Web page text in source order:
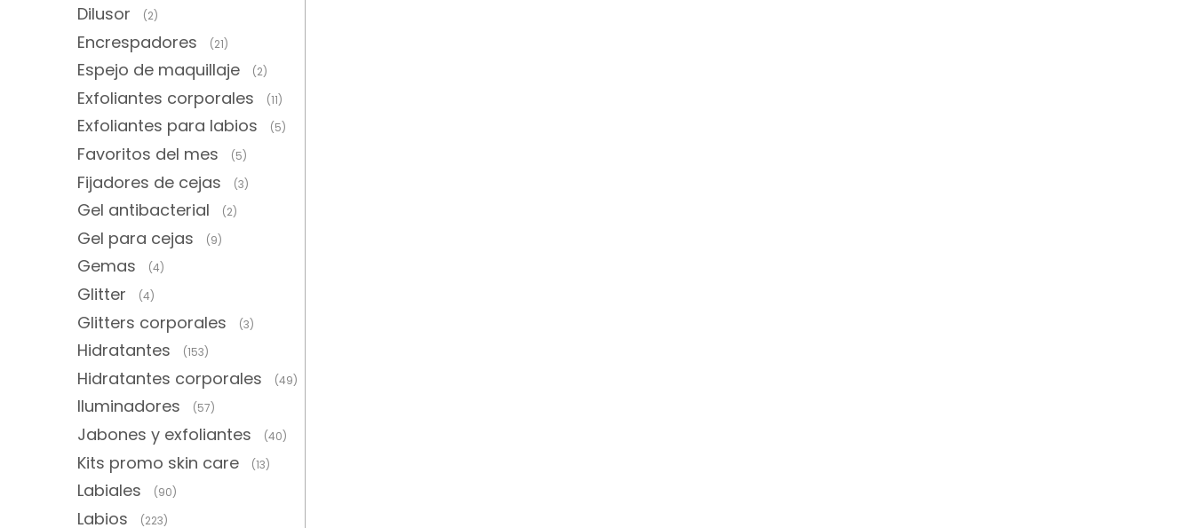
Dilusor (2)
Encrespadores (21)
Espejo de maquillaje (2)
Exfoliantes corporales (11)
Exfoliantes para labios (5)
Favoritos del mes (5)
Fijadores de cejas (3)
Gel antibacterial (2)
Gel para cejas (9)
Gemas (4)
Glitter (4)
Glitters corporales (3)
Hidratantes (153)
Hidratantes corporales (49)
Iluminadores (57)
Jabones y exfoliantes (40)
Kits promo skin care (13)
Labiales (90)
Labios (223)